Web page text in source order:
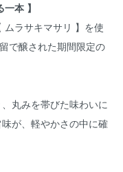
本 】
ラサキマサリ 】を使
で醸された期間限定の
丸みを帯びた味わいに
が、軽やかさの中に確